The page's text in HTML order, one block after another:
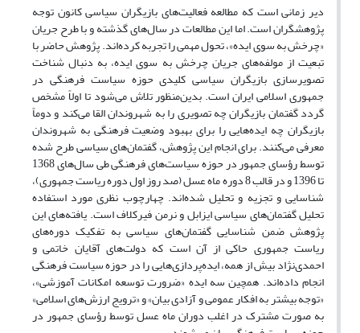
دیر زمانی است که مطالعه فعالیت‌های بازیگران سیاسی کانون توجه
پژوهشگران است. اما این مطالعات در سال‌های گذشته و با طرح جریان
«چرخش به سوی ایده»، تحول مهمی را تجربه کرده‌اند. پژوهش حاضر با
تبعیت از مولفه‌های جریان چرخش به سوی ایده، به دنبال شناخت
تصویر‌سازی بازیگران سیاسی کلیدی حوزه سیاست فرهنگی در
جمهوری اسلامی ایران است. بدین‌منظور تلاش می‌شود تا اولاً مشخص
گردد گفتمان‌ بازیگران چه تصویری را به شهروندان القا می‌کند و دوماً
بازیگران چه ایده‌هایی را برای بهبود وضعیت فرهنگی به شهروندان
معرفی می‌کنند. برای انجام این پژوهش، گفتمان‌های سیاسی طرح شده
توسط رؤسای جمهور در حوزه سیاست‌های فرهنگی طی سال‌های 1368
تا 1396 و در قالب 8 دوره ماه عسل (صد روز اول دوره ریاست جمهوری)،
شناسایی و تجزیه و تحلیل شده‌اند. چهارچوب نظری مورد استفاده
تحلیل گفتمان‌های سیاسی ایزابل و نرمن فیرکلاف است. یافته‌های این
پژوهش ضمن شناسایی گفتمان‌های سیاسی به تفکیک دوره‌های
ریاست جمهوری حاکی از آن است که دولت‌های آقایان خاتمی و
احمدی‌نژاد بیش از همه، ایده‌پردازی‌هایی را در حوزه سیاست فرهنگی
انجام داده‌اند. همچین سه ایده «ضرورت توسعه امکانات آموزشی»،
«توجه بیشتر به افکار عمومی و آزادی بیان» و «ترویج ارزش‌های اسلامی»
به صورت مشترک در اغلب دوران ماه عسل توسط رؤسای جمهور در